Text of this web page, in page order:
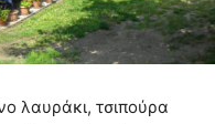
λαυράκι, τσιπούρα